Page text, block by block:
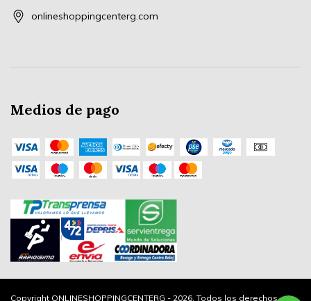
onlineshoppingcenterg.com
Medios de pago
Copyright ONLINESHOPPINGCENTERG - 2026. Todos los derechos